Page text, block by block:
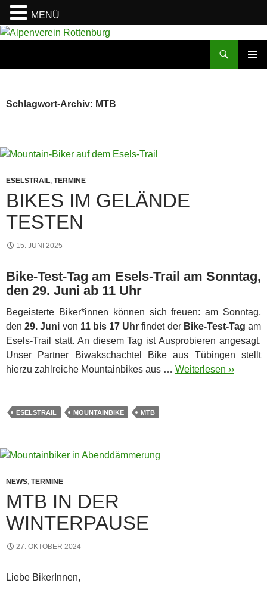
Zum
Schlagwort-Archiv: MTB
ESELSTRAIL, TERMINE
BIKES IM GELÄNDE
TESTEN
15. JUNI 2025
Bike-Test-Tag am Esels-Trail am Sonntag,
den 29. Juni ab 11 Uhr
Begeisterte Biker*innen können sich freuen: am Sonntag,
den29. Juni von 11 bis 17 Uhr findet der Bike-Test-Tag am
Esels-Trail statt. An diesem Tag ist Ausprobieren angesagt.
Unser Partner Biwakschachtel Bike aus Tübingen stellt
hierzu zahlreiche Mountainbikes aus … Weiterlesen ››
ESELSTRAIL MOUNTAINBIKE MTB
NEWS, TERMINE
MTB IN DER
WINTERPAUSE
27. OKTOBER 2024
Liebe BikerInnen,
MENÜ